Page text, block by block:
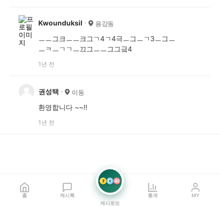
Kwounduksil 용강동
ㅡㅡ그크ㅡㅡ크그ㄱ4ㄱ4극ㅡ그ㅡㄱ3ㅡ그ㅡ
ㅡㅋㅡㄱㄱㅡ끄그ㅡㅡ그그긐4
1년 전
권성택 이동
환영합니다 ~~!!
1년 전
홈 캐시톡
7 21 42
캐시로또
통계 MY